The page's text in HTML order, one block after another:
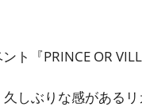
ト『PRINCE OR
しぶりな感があるリ